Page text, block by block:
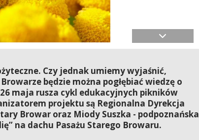
Czy jednak umiemy wyjaśnić,
będzie można pogłębiać wiedzę o
maja rusza cykl edukacyjnych pikników
projektu są Regionalna Dyrekcja
Browar oraz Miody Suszka - podpoznańska
na dachu Pasażu Starego Browaru.